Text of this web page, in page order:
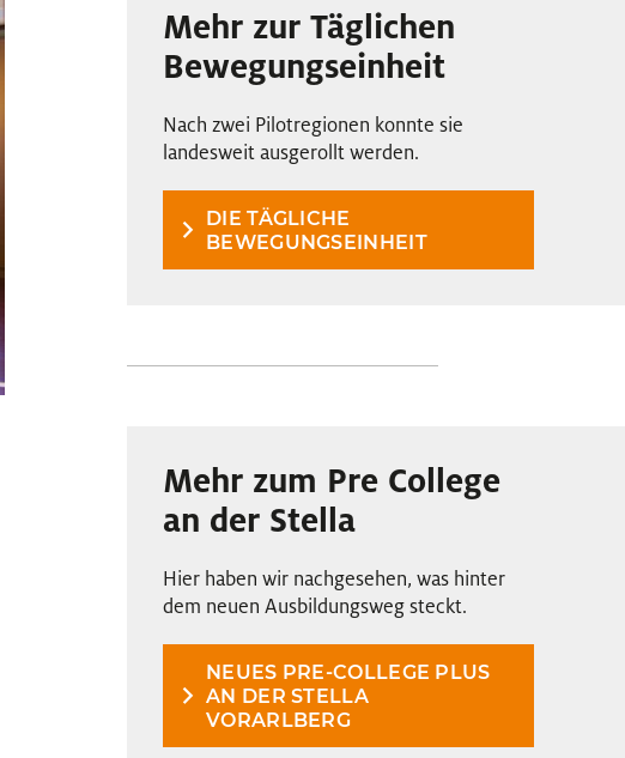
Mehr zur Täglichen
Bewegungseinheit
Nach zwei Pilotregionen konnte sie
landesweit ausgerollt werden.
DIE TÄGLICHE
BEWEGUNGSEINHEIT
Mehr zum Pre College
an der Stella
Hier haben wir nachgesehen, was hinter
dem neuen Ausbildungsweg steckt.
NEUES PRE-COLLEGE PLUS
AN DER STELLA
VORARLBERG